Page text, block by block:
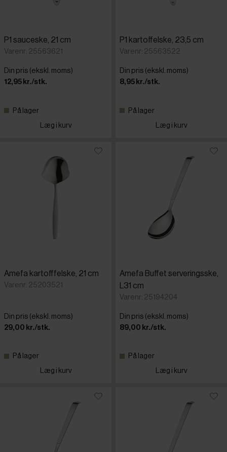
P1 sauceske, 21 cm
Varenr: 25563621
Din pris (ekskl. moms)
12,95 kr./stk.
På lager
Læg i kurv
P1 kartoffelske, 23,5 cm
Varenr: 25563522
Din pris (ekskl. moms)
8,95 kr./stk.
På lager
Læg i kurv
Amefa kartofffelske, 21 cm
Varenr: 25203521
Din pris (ekskl. moms)
29,00 kr./stk.
På lager
Læg i kurv
Amefa Buffet serveringsske,
L31 cm
Varenr: 25194204
Din pris (ekskl. moms)
89,00 kr./stk.
På lager
Læg i kurv